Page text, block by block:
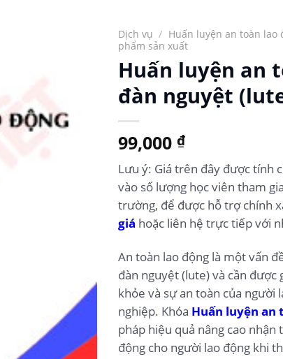
Dịch vụ / Huấn luyện an toàn lao
phẩm sản xuất
Huấn luyện an
đàn nguyệt
99,000 ₫
Lưu ý: Giá trên đây được tính
vào số lượng học viên tham
trường, để được hỗ trợ chính
giá hoặc liên hệ trực tiếp với
An toàn lao động là một vấn
đàn nguyệt (lute) và cần
khỏe và sự an toàn của người
nghiệp. Khóa Huấn luyện an
pháp hiệu quả nâng cao nhận
động cho người lao động khi